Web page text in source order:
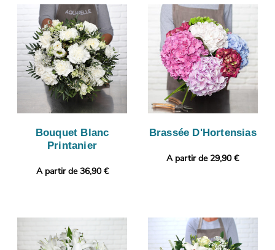
Bouquet Blanc
Printanier
A partir de 36,90 €
Brassée D'Hortensias
A partir de 29,90 €